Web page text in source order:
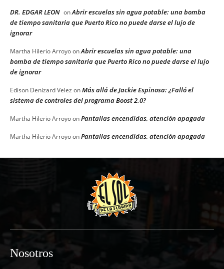
DR. EDGAR LEON onAbrir escuelas sin agua potable: una bomba
de tiempo sanitaria que Puerto Rico no puede darse el lujo de
ignorar
Martha Hilerio ArroyoonAbrir escuelas sin agua potable: una
bomba de tiempo sanitaria que Puerto Rico no puede darse el lujo
de ignorar
Edison Denizard Velez onMás allá de Jackie Espinosa: ¿Falló el
sistema de controles del programa Boost 2.0?
Martha Hilerio ArroyoonPantallas encendidas, atención apagada
Martha Hilerio ArroyoonPantallas encendidas, atención apagada
Nosotros